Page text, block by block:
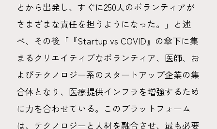
とから出発し、すぐに250人のボランティアが
さまざまな責任を担うようになった。」と述
べ、その後「『Startup vs COVID』の傘下に集
まるクリエイティブなボランティア、医師、お
よびテクノロジー系のスタートアップ企業の集
合体となり、医療提供インフラを増強するため
に力を合わせている。このプラットフォーム
は、テクノロジーと人材を融合させ、最も必要